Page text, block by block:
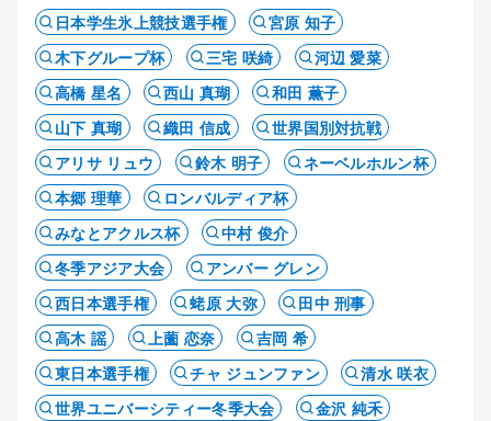
日本学生氷上競技選手権
宮原 知子
木下グループ杯
三宅 咲綺
河辺 愛菜
高橋 星名
西山 真瑚
和田 薫子
山下 真瑚
織田 信成
世界国別対抗戦
アリサ リュウ
鈴木 明子
ネーベルホルン杯
本郷 理華
ロンバルディア杯
みなとアクルス杯
中村 俊介
冬季アジア大会
アンバー グレン
西日本選手権
蛯原 大弥
田中 刑事
高木 謡
上薗 恋奈
吉岡 希
東日本選手権
チャ ジュンファン
清水 咲衣
世界ユニバーシティー冬季大会
金沢 純禾